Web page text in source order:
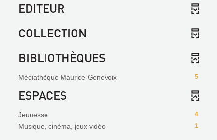
EDITEUR
COLLECTION
BIBLIOTHÈQUES
5
Médiathèque Maurice-Genevoix
ESPACES
4
Jeunesse
1
Musique, cinéma, jeux vidéo